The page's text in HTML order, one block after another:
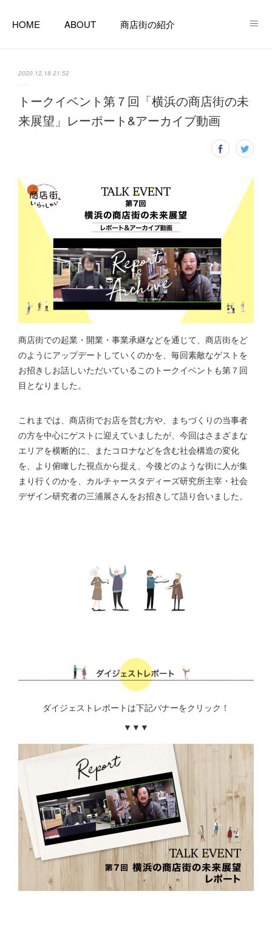
HOME ABOUT 商店街の紹介
2020.12.18 21:52
トークイベント第７回「横浜の商店街の未
来展望」レーポート&アーカイブ動画
商店街での起業・開業・事業承継などを通じて、商店街をど
のようにアップデートしていくのかを、毎回素敵なゲストを
お招きしお話しいただいているこのトークイベントも第７回
目となりました。
これまでは、商店街でお店を営む方や、まちづくりの当事者
の方を中心にゲストに迎えていましたが、今回はさまざまな
エリアを横断的に、またコロナなどを含む社会構造の変化
を、より俯瞰した視点から捉え、今後どのような街に人が集
まり行くのかを、カルチャースタディーズ研究所主宰・社会
デザイン研究者の三浦展さんをお招きして語り合いました。
ダイジェストレポートは下記バナーをクリック！
▼▼▼